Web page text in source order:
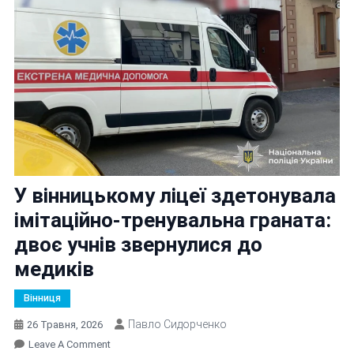
У вінницькому ліцеї здетонувала
імітаційно-тренувальна граната:
двоє учнів звернулися до
медиків
Вінниця
26 Травня, 2026 Павло Сидорченко
Leave A CommentOn